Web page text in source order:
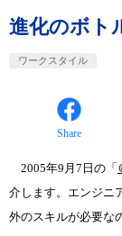
進化のボト
ワークスタイル
Share
2005年9月7日の「
介します。エンジニ
外のスキルが必要な